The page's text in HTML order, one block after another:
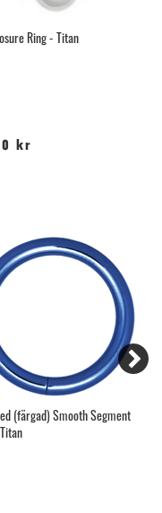
Ring - Titan
kr
(färgad) Smooth Segment